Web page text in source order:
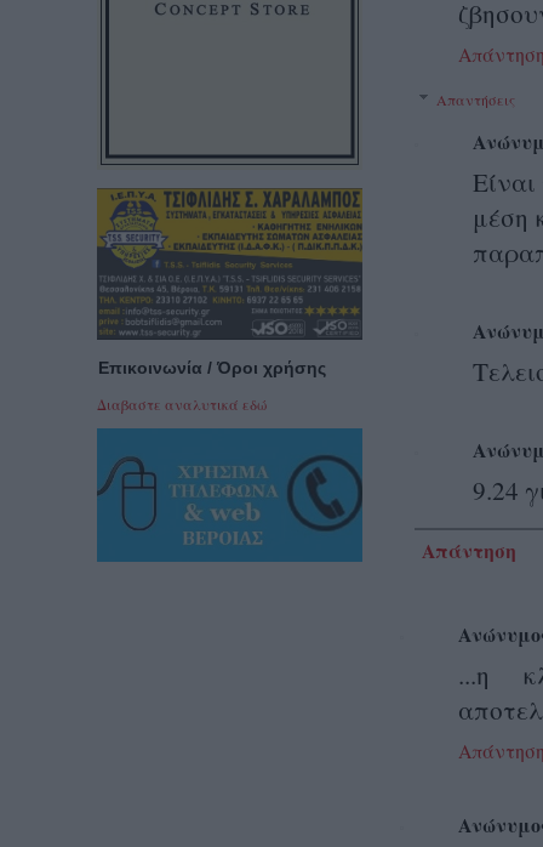
Απαντήσεις
μέση
9.24
Απάντηση
...η
Επικοινωνία / Όροι χρήσης
Διαβαστε αναλυτικά εδώ